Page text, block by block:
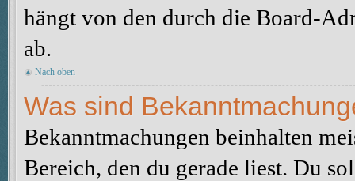
hängt von den durch die Board-
ab.
Nach oben
Was sind
Bekanntmachungen beinhalten
Bereich, den du gerade liest. Du